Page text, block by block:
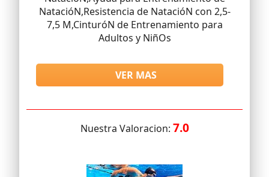
NatacióN,Resistencia de NatacióN con 2,5-
7,5 M,CinturóN de Entrenamiento para
Adultos y NiñOs
VER MAS
Nuestra Valoracion: 7.0